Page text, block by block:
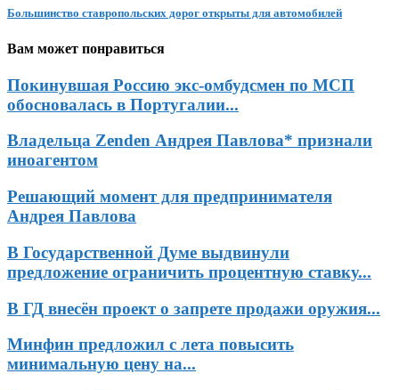
Большинство ставропольских дорог открыты для автомобилей
Вам может понравиться
Покинувшая Россию экс-омбудсмен по МСП
обосновалась в Португалии...
Владельца Zenden Андрея Павлова* признали
иноагентом
Решающий момент для предпринимателя
Андрея Павлова
В Государственной Думе выдвинули
предложение ограничить процентную ставку...
В ГД внесён проект о запрете продажи оружия...
Минфин предложил с лета повысить
минимальную цену на...